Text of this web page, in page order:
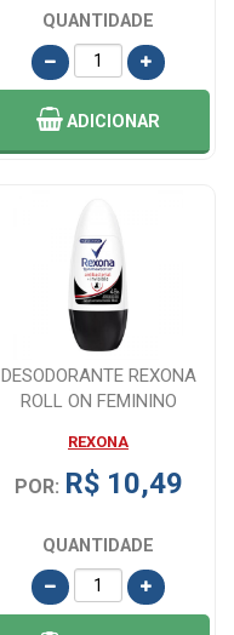
QUANTIDADE
ADICIONAR
DESODORANTE REXONA
ROLL ON FEMININO
REXONA
POR: R$ 10,49
QUANTIDADE